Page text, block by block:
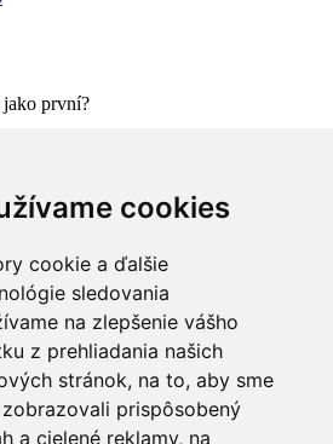
cookies
cookie a ďalšie
sledovania
na zlepšenie vášho
z prehliadania našich
stránok, na to, aby sme
prispôsobený
a cielené reklamy, na
jako první?